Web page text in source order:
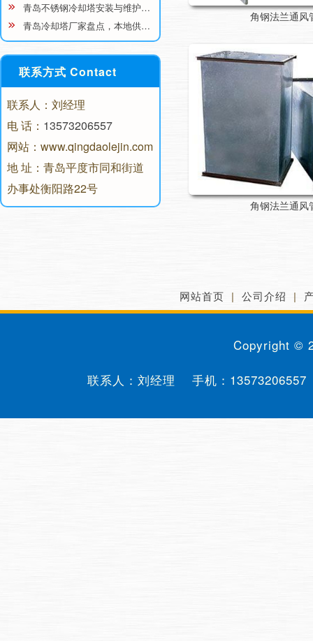
青岛不锈钢冷却塔安装与维护…
青岛冷却塔厂家盘点，本地供…
联系方式 Contact
联系人：刘经理
电 话： 13573206557
网站：www.qingdaolejin.com
地 址：青岛平度市同和街道
办事处衡阳路22号
角钢法兰通风
角钢法兰通风
网站首页 | 公司介绍 |
Copyright ©
联系人：刘经理 手机： 13573206557